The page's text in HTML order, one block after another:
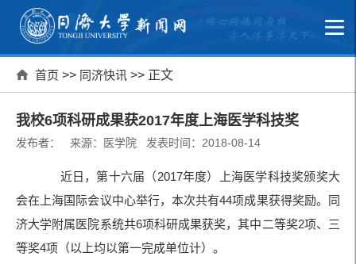
首页 >> 同济快讯 >> 正文
我校6项科研成果获2017年度上海医学科技奖
发布者： 来源：医学院 发表时间：2018-08-14
近日，第十六届（2017年度）上海医学科技奖颁奖大
会在上海国际会议中心举行，本次共有44项成果获得奖励。同
济大学附属医院系统共6项科研成果获奖，其中二等奖2项、三
等奖4项（以上均以第一完成单位计）。